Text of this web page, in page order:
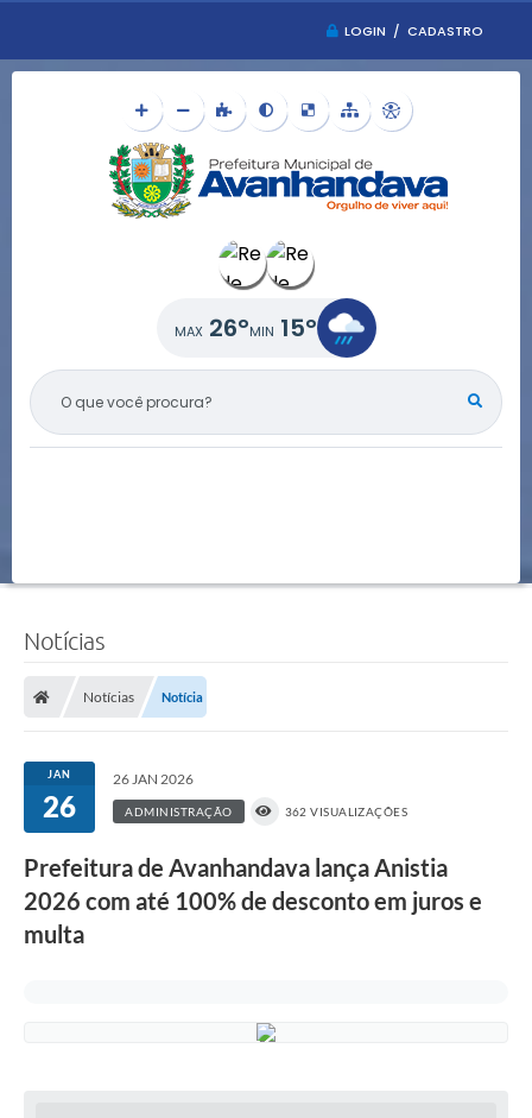
LOGIN / CADASTRO
O QUE VOCÊ PROCURA?
26° 15°
Notícias
Notícias Notícia
JAN
26
26 JAN 2026
ADMINISTRAÇÃO 362 VISUALIZAÇÕES
Prefeitura de Avanhandava lança Anistia
2026 com até 100% de desconto em juros e
multa